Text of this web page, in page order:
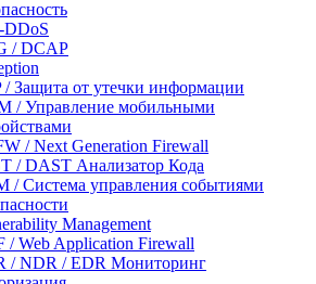
DDoS
/ DCAP
/ Защита от утечки информации
/ Управление мобильными
/ Next Generation Firewall
/ DAST Анализатор Кода
/ Система управления событиями
Management
/ Web Application Firewall
/ NDR / EDR Мониторинг